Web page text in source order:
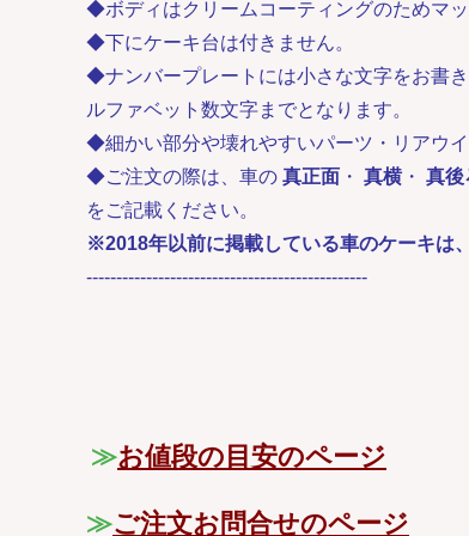
◆ボディはクリームコーティングのためマッ
◆下にケーキ台は付きません。
◆ナンバープレートには小さな文字をお書
ルファベット数文字までとなります。
◆細かい部分や壊れやすいパーツ・リアウ
◆ご注文の際は、車の 真正面 ・ 真横・ 真後
をご記載ください。
※2018年以前に掲載している車のケーキは
-----------------------------------------------
≫お値段の目安のページ
≫ご注文お問合せのページ